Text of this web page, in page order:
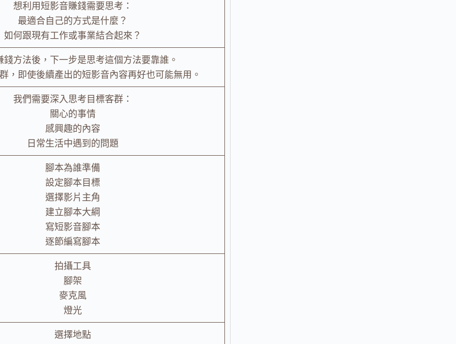
想利用短影音賺錢需要思考：
最適合自己的方式是什麼？
如何跟現有工作或事業結合起來？
錢方法後，下一步是思考這個方法要靠誰。
，即使後續產出的短影音內容再好也可能無用。
我們需要深入思考目標客群：
關心的事情
感興趣的內容
日常生活中遇到的問題
腳本為誰準備
設定腳本目標
選擇影片主角
建立腳本大綱
寫短影音腳本
逐節編寫腳本
拍攝工具
腳架
麥克風
燈光
選擇地點